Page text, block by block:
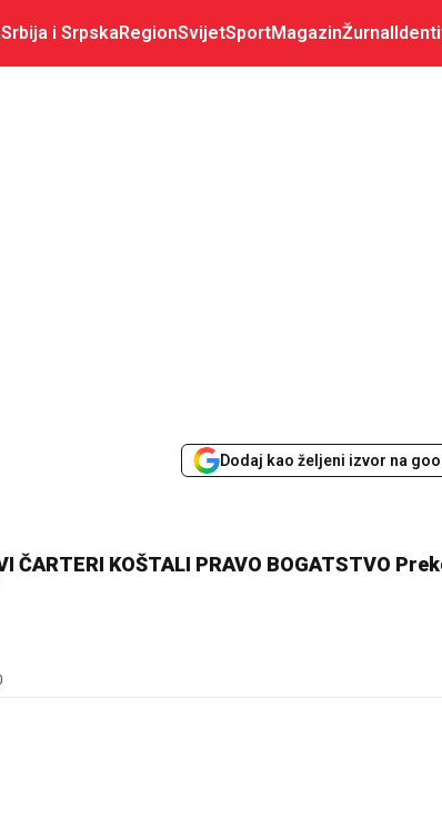
Srbija i SrpskaRegionSvijetSportMagazinŽurnal
Dodaj kao željeni izvor na
ČARTERI KOŠTALI PRAVO BOGATSTVO